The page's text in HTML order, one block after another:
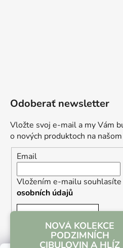
Odoberať newsletter
Vložte svoj e-mail a my Vám
o nových produktoch na
Email
Vložením e-mailu souhlasíte
osobních údajů
NOVÁ KOLEKCE
PODZIMNÍCH
CIBULOVIN A HLÍZ